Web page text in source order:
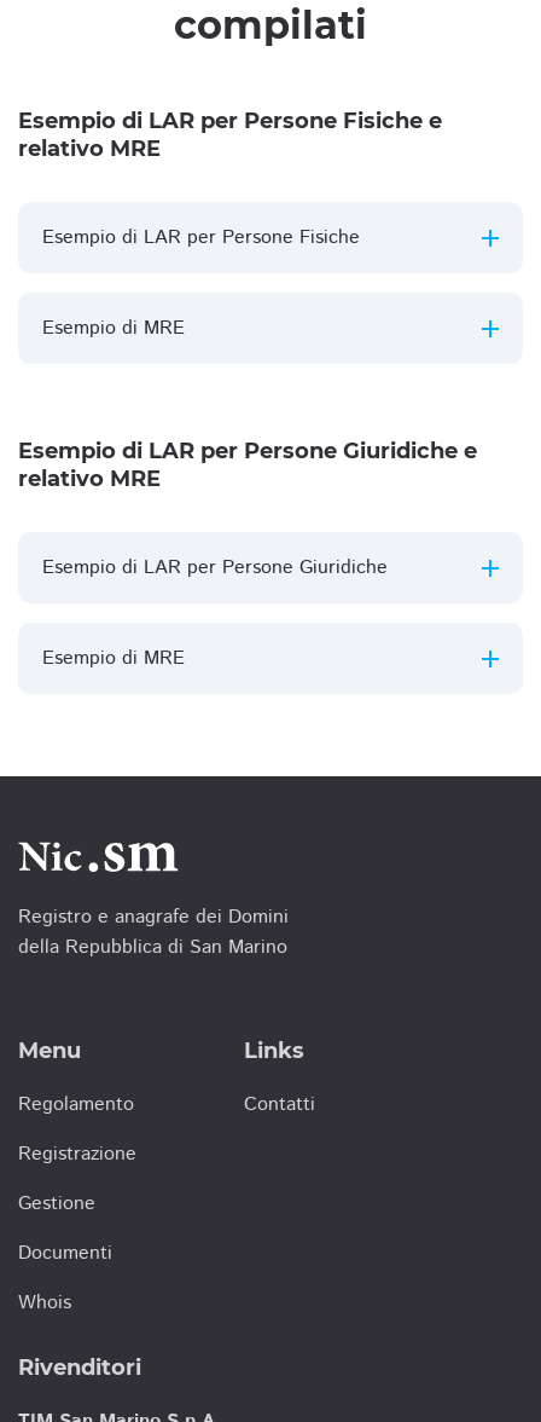
compilati
Esempio di LAR per Persone Fisiche e
relativo MRE
Esempio di LAR per Persone Fisiche
Esempio di MRE
Esempio di LAR per Persone Giuridiche e
relativo MRE
Esempio di LAR per Persone Giuridiche
Esempio di MRE
Registro e anagrafe dei Domini
della Repubblica di San Marino
Menu
Regolamento
Registrazione
Gestione
Documenti
Whois
Links
Contatti
Rivenditori